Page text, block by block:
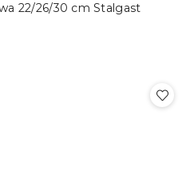
22/26/30 cm Stalgast